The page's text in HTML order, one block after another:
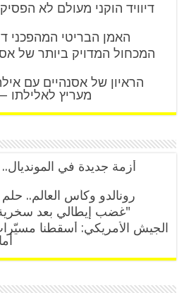
דיוויד הוקני מעולם לא
האמן הבריטי המהפכני
המכחול המדויק ביותר של
הראיון של אסנהיים עם
מעריץ לאלילתו
أزمة جديدة في
رونالدو وكأس العالم..
غضب إيطالي بعد سخرية إنفانتينو من "الآتزوري"
الجيش الأمريكي: أسقطنا